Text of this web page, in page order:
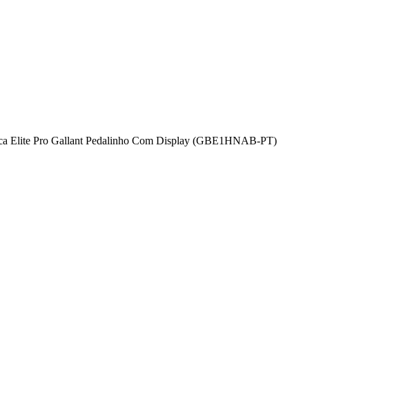
Elite Pro Gallant Pedalinho Com Display (GBE1HNAB-PT)